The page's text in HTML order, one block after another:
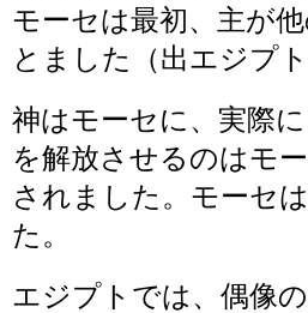
モーセは最初、主が
とました（出エジプ
神はモーセに、実際
を解放させるのはモ
されました。モーセ
た。
エジプトでは、偶像